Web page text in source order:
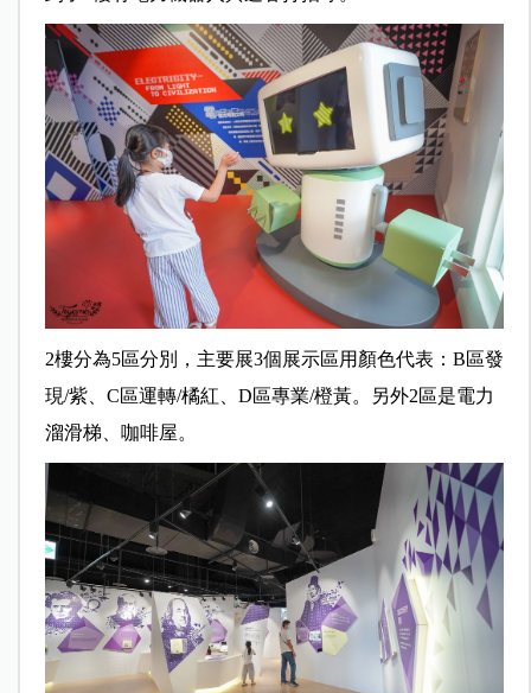
2樓分為5區分別，主要展3個展示區用顏色代表：B區發
現/紫、C區運轉/橘紅、D區專業/橙黃。另外2區是電力
溜滑梯、咖啡屋。